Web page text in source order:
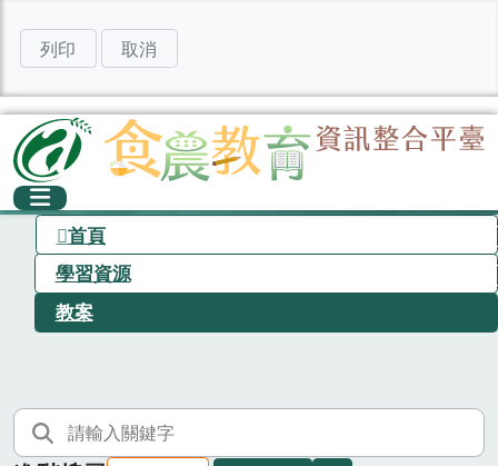
列印 取消
首頁
學習資源
教案